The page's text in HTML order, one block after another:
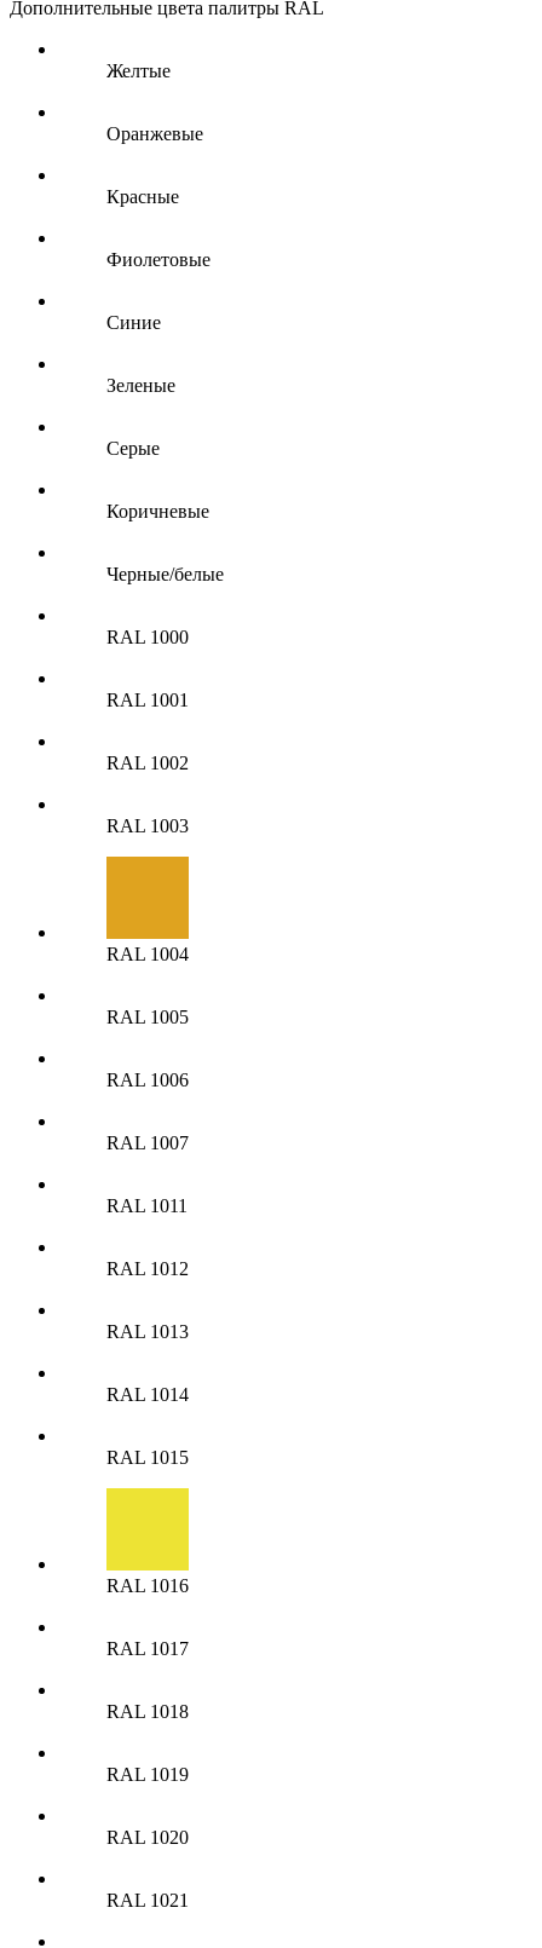
Дополнительные цвета палитры RAL
Желтые
Оранжевые
Красные
Фиолетовые
Синие
Зеленые
Серые
Коричневые
Черные/белые
RAL 1000
RAL 1001
RAL 1002
RAL 1003
RAL 1004
RAL 1005
RAL 1006
RAL 1007
RAL 1011
RAL 1012
RAL 1013
RAL 1014
RAL 1015
RAL 1016
RAL 1017
RAL 1018
RAL 1019
RAL 1020
RAL 1021